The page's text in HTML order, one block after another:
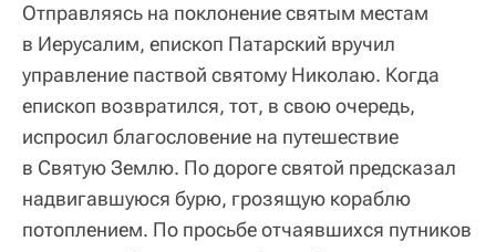
Отправляясь на поклонение святым местам
в Иерусалим, епископ Патарский вручил
управление паствой святому Николаю. Когда
епископ возвратился, тот, в свою очередь,
испросил благословение на путешествие
в Святую Землю. По дороге святой предсказал
надвигавшуюся бурю, грозящую кораблю
потоплением. По просьбе отчаявшихся путников